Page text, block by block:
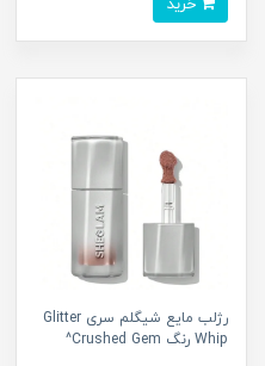
رژلب مایع شیگلم سری Glitter
Whip رنگ Crushed Gem^